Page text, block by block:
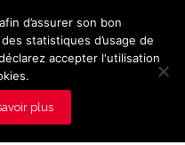
d’assurer son bon
statistiques d’usage de
accepter l'utilisation
plus